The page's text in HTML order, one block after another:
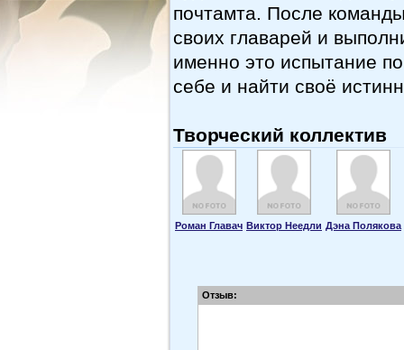
почтамта. После
своих главарей и
именно это испытание
себе и найти своё
Творческий коллектив
Роман Главач Виктор Неедли Дэна Полякова
Отзыв: